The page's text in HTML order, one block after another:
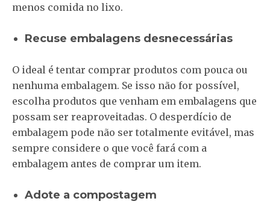
menos comida no lixo.
Recuse embalagens desnecessárias
O ideal é tentar comprar produtos com pouca ou
nenhuma embalagem. Se isso não for possível,
escolha produtos que venham em embalagens que
possam ser reaproveitadas. O desperdício de
embalagem pode não ser totalmente evitável, mas
sempre considere o que você fará com a
embalagem antes de comprar um item.
Adote a compostagem